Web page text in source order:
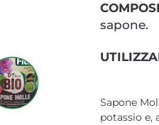
sapone.
Sapone
potassio e,